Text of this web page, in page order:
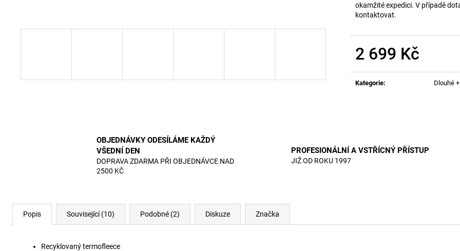
okamžité expedici. V případě
kontaktovat.
2 699 Kč
Kategorie: Dlouhé
OBJEDNÁVKY ODESÍLÁME KAŽDÝ
VŠEDNÍ DEN
DOPRAVA ZDARMA PŘI OBJEDNÁVCE NAD
2500 KČ
PROFESIONÁLNÍ A VSTŘÍCNÝ PŘÍSTUP
JIŽ OD ROKU 1997
Popis Související (10) Podobné (2) Diskuze Značka
Recyklovaný termofleece